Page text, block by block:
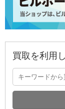
買取を利用